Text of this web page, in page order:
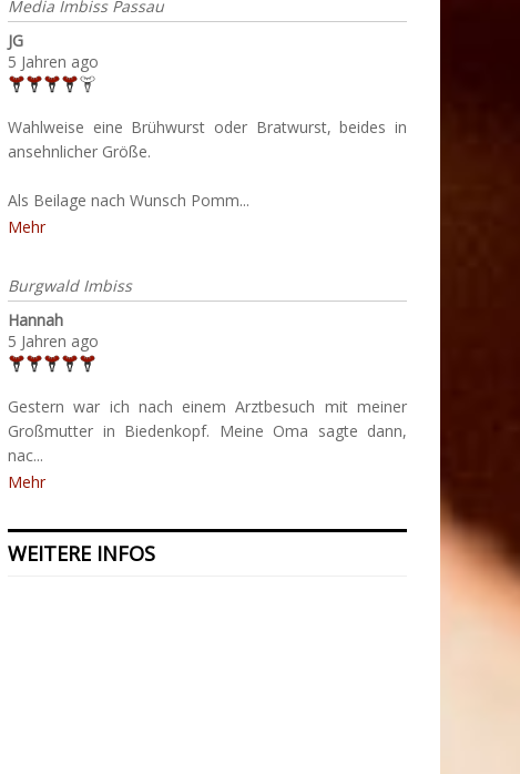
Media Imbiss Passau
JG
5 Jahren ago
Wahlweise eine Brühwurst oder Bratwurst, beides in
ansehnlicher Größe.
Als Beilage nach Wunsch Pomm...
Mehr
Burgwald Imbiss
Hannah
5 Jahren ago
Gestern war ich nach einem Arztbesuch mit meiner
Großmutter in Biedenkopf. Meine Oma sagte dann,
nac...
Mehr
WEITERE INFOS